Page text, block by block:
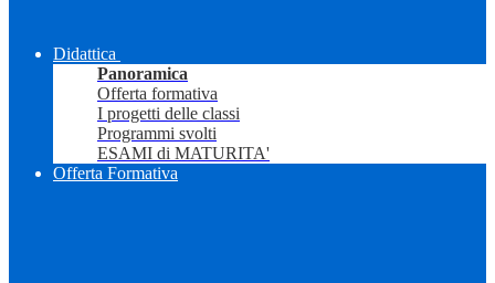
Didattica
Panoramica
Offerta formativa
I progetti delle classi
Programmi svolti
ESAMI di MATURITA'
Offerta Formativa